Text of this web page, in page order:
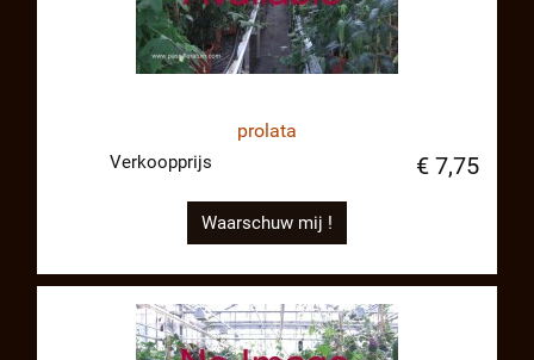
prolata
Verkoopprijs € 7,75
Waarschuw mij !